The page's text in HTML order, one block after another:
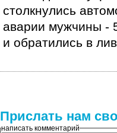
столкнулись
аварии мужчины -
и обратились в
Прислать нам
написать комментарий